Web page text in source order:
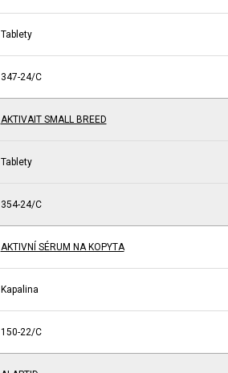
Tablety
347-24/C
AKTIVAIT SMALL BREED
Tablety
354-24/C
AKTIVNÍ SÉRUM NA KOPYTA
Kapalina
150-22/C